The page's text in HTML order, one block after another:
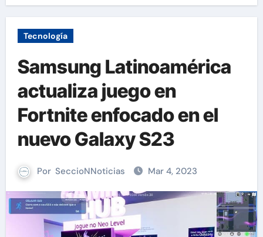
Tecnología
Samsung Latinoamérica
actualiza juego en
Fortnite enfocado en el
nuevo Galaxy S23
Por SeccioNNoticias Mar 4, 2023